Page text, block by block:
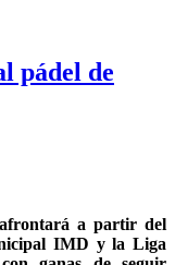
pádel de
a partir del
IMD y la Liga